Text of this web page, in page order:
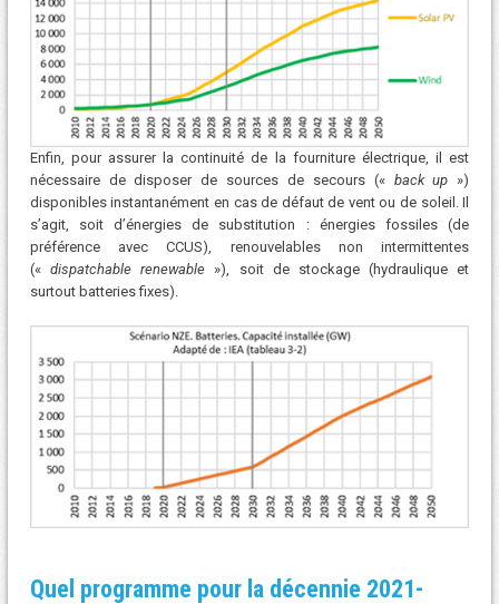
Enfin, pour assurer la continuité de la fourniture électrique, il est
nécessaire de disposer de sources de secours (« back up »)
disponibles instantanément en cas de défaut de vent ou de soleil. Il
s’agit, soit d’énergies de substitution : énergies fossiles (de
préférence avec CCUS), renouvelables non intermittentes
(« dispatchable renewable »), soit de stockage (hydraulique et
surtout batteries fixes).
Quel programme pour la décennie 2021-